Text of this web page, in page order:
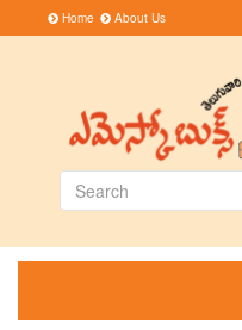
Home About Us